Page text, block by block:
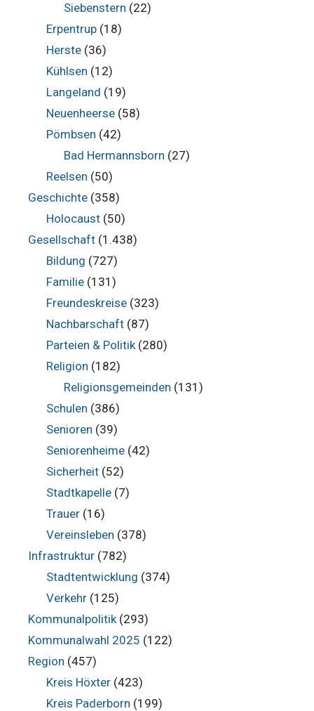
Siebenstern (22)
Erpentrup(18)
Herste(36)
Kühlsen (12)
Langeland (19)
Neuenheerse(58)
Pömbsen (42)
Bad Hermannsborn (27)
Reelsen (50)
Geschichte (358)
Holocaust(50)
Gesellschaft (1.438)
Bildung (727)
Familie(131)
Freundeskreise(323)
Nachbarschaft(87)
Parteien & Politik(280)
Religion (182)
Religionsgemeinden (131)
Schulen (386)
Senioren (39)
Seniorenheime(42)
Sicherheit(52)
Stadtkapelle(7)
Trauer(16)
Vereinsleben (378)
Infrastruktur (782)
Stadtentwicklung (374)
Verkehr(125)
Kommunalpolitik(293)
Kommunalwahl 2025 (122)
Region (457)
Kreis Höxter(423)
Kreis Paderborn (199)